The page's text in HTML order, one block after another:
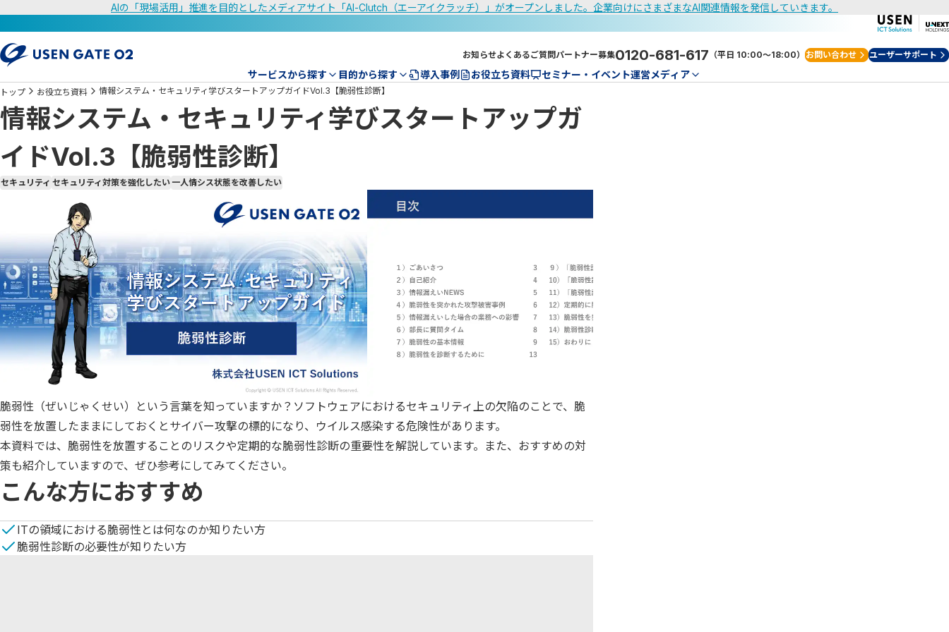
AIの「現場活用」推進を目的としたメディアサイト「AI-Clutch（エーアイクラッチ）」がオープンしました。企業向けにさまざまなAI関連情報を発信していきます。
お知らせよくあるご質問パートナー募集0120-681-617 （平日 10:00～18:00） お問い合わせ ユーザーサポート
サービスから探す 目的から探す 導入事例 お役立ち資料 セミナー・イベント運営メディア
トップ お役立ち資料 情報システム・セキュリティ学びスタートアップガイドVol.3【脆弱性診断】
情報システム・セキュリティ学びスタートアップガ
イドVol.3【脆弱性診断】
セキュリティ セキュリティ対策を強化したい 一人情シス状態を改善したい
脆弱性（ぜいじゃくせい）という言葉を知っていますか？ソフトウェアにおけるセキュリティ上の欠陥のことで、脆
弱性を放置したままにしておくとサイバー攻撃の標的になり、ウイルス感染する危険性があります。
本資料では、脆弱性を放置することのリスクや定期的な脆弱性診断の重要性を解説しています。また、おすすめの対
策も紹介していますので、ぜひ参考にしてみてください。
こんな方におすすめ
ITの領域における脆弱性とは何なのか知りたい方
脆弱性診断の必要性が知りたい方